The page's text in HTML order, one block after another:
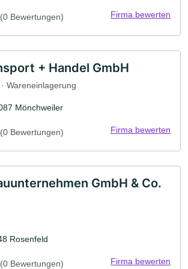
(0 Bewertungen) Firma bewerten
+ Handel GmbH
Wareneinlagerung
Mönchweiler
(0 Bewertungen) Firma bewerten
GmbH & Co.
Rosenfeld
(0 Bewertungen) Firma bewerten